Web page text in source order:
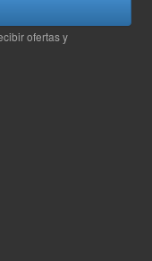
ofertas y